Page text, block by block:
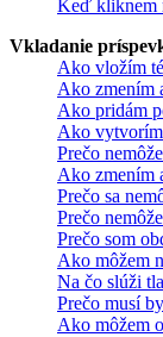
Keď kliknem
Vkladanie
Ako vložím
Ako zmením
Ako pridám
Ako
Prečo
Ako zmením
Prečo sa
Prečo
Prečo som
Ako môžem
Na čo slúži
Prečo musí
Ako môžem